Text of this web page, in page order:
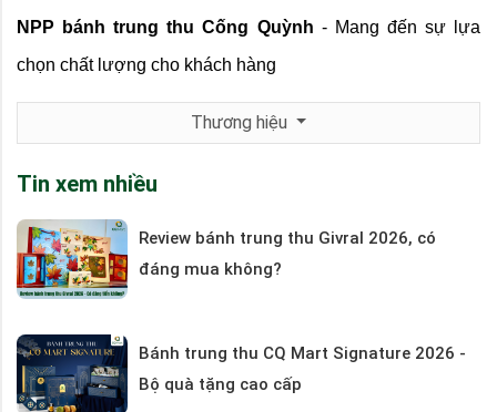
NPP bánh trung thu Cống Quỳnh - Mang đến sự lựa
chọn chất lượng cho khách hàng
Thương hiệu
Tin xem nhiều
Review bánh trung thu Givral 2026, có
đáng mua không?
Bánh trung thu CQ Mart Signature 2026 -
Bộ quà tặng cao cấp